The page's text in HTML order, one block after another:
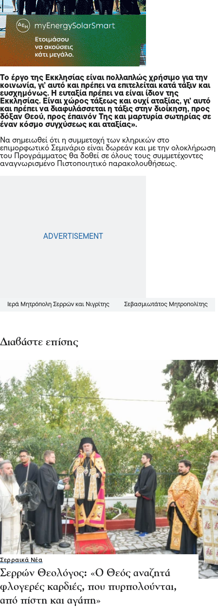
Το έργο της Εκκλησίας είναι πολλαπλώς χρήσιμο για την
κοινωνία, γι’ αυτό και πρέπει να επιτελείται κατά τάξιν και
ευσχημόνως. Η ευταξία πρέπει να είναι ίδιον της
Εκκλησίας. Είναι χώρος τάξεως και ουχί αταξίας, γι’ αυτό
και πρέπει να διαφυλάσσεται η τάξις στην διοίκηση, προς
δόξαν Θεού, προς έπαινόν Της και μαρτυρία σωτηρίας σε
έναν κόσμο συγχύσεως και αταξίας».
Να σημειωθεί ότι η συμμετοχή των κληρικών στο
επιμορφωτικό Σεμινάριο είναι δωρεάν και με την ολοκλήρωση
του Προγράμματος θα δοθεί σε όλους τους συμμετέχοντες
αναγνωρισμένο Πιστοποιητικό παρακολουθήσεως.
Ιερά Μητρόπολη Σερρών και Νιγρίτης Σεβασμιωτάτος Μητροπολίτης
Διαβάστε επίσης
Σερραικά Νέα
Σερρών Θεολόγος: «Ο Θεός αναζητά
φλογερές καρδιές, που πυρπολούνται,
από πίστη και αγάπη»